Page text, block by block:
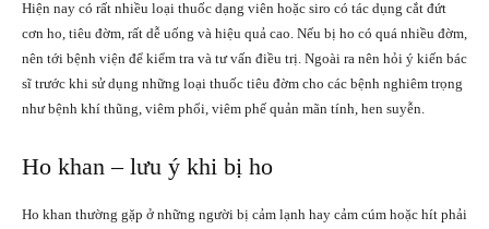
Hiện nay có rất nhiều loại thuốc dạng viên hoặc siro có tác dụng cắt đứt
cơn ho, tiêu đờm, rất dễ uống và hiệu quả cao. Nếu bị ho có quá nhiều đờm,
nên tới bệnh viện để kiểm tra và tư vấn điều trị. Ngoài ra nên hỏi ý kiến bác
sĩ trước khi sử dụng những loại thuốc tiêu đờm cho các bệnh nghiêm trọng
như bệnh khí thũng, viêm phổi, viêm phế quản mãn tính, hen suyễn.
Ho khan – lưu ý khi bị ho
Ho khan thường gặp ở những người bị cảm lạnh hay cảm cúm hoặc hít phải